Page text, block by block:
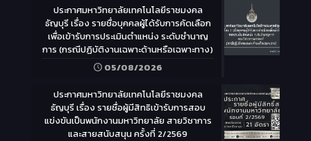
ประกาศมหาวิทยาลัยเทคโนโลยีราชมงคล
ธัญบุรี เรื่อง รายชื่อบุคคลผู้ได้รับการคัดเลือก
เพื่อเข้ารับการประเมินตำแหน่ง ระดับชำนาญ
การ (กรณีปฏิบัติงานเฉพาะด้านหรือเฉพาะทาง)
05/08/2026
ประกาศมหาวิทยาลัยเทคโนโลยีราชมงคล
ธัญบุรี เรื่อง รายชื่อผู้มีสิทธิเข้ารับการสอบ
แข่งขันเป็นพนักงานมหาวิทยาลัย สายวิชาการ
และสายสนับสนุน ครั้งที่ 2/2569